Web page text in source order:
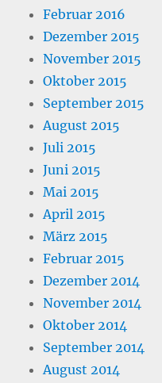
Februar 2016
Dezember 2015
November 2015
Oktober 2015
September 2015
August 2015
Juli 2015
Juni 2015
Mai 2015
April 2015
März 2015
Februar 2015
Dezember 2014
November 2014
Oktober 2014
September 2014
August 2014